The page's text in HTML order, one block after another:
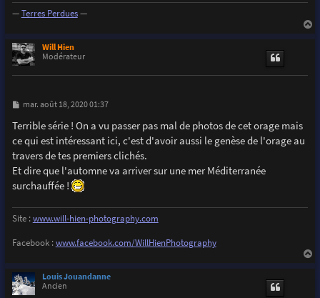
—Terres Perdues—
Will Hien
Modérateur
M
s
s
a
e
mar. août 18, 2020 01:37
Terrible série ! On a vu passer pas mal de photos de cet orage mais
ce qui est intéressant ici, c'est d'avoir aussi le genèse de l'orage au
travers de tes premiers clichés.
Et dire que l'automne va arriver sur une mer Méditerranée
surchauffée !
Site :www.will-hien-photography.com
Facebook :www.facebook.com/WillHienPhotography
Louis Jouandanne
Ancien